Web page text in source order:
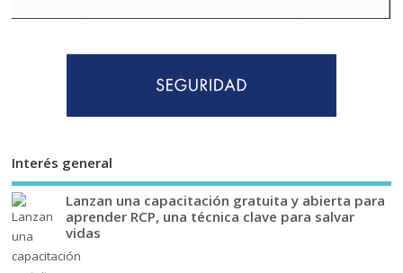
Interés general
Lanzan una capacitación gratuita y abierta para
aprender RCP, una técnica clave para salvar
vidas